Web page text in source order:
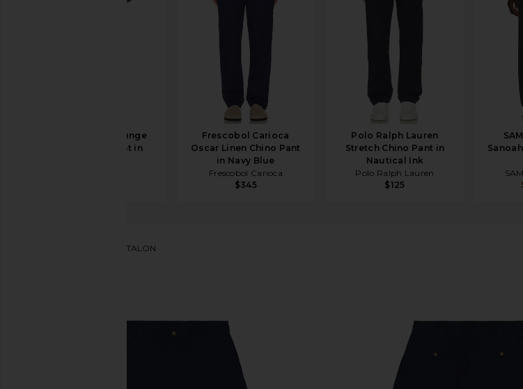
SKIMS Jersey Lounge
Straight Leg Pant in
Frescobol Carioca
Oscar Linen Chino Pant
in Navy Blue
Frescobol Carioca
$345
Polo Ralph Lauren
Stretch Chino Pant in
Nautical Ink
Polo Ralph Lauren
$125
PANTALON